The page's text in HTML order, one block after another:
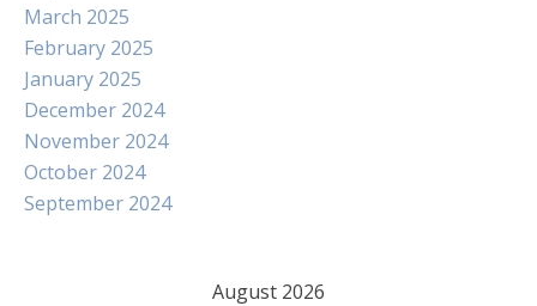
March 2025
February 2025
January 2025
December 2024
November 2024
October 2024
September 2024
August 2026